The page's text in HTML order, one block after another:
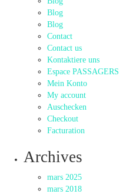
Blog
Blog
Contact
Contact us
Kontaktiere uns
Espace PASSAGERS
Mein Konto
My account
Auschecken
Checkout
Facturation
Archives
mars 2025
mars 2018